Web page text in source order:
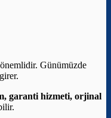
Günümüzde
garanti hizmeti, orjinal